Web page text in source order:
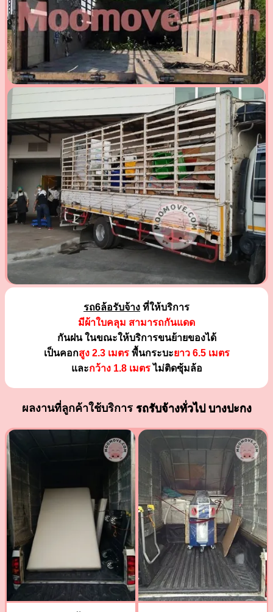
รถ6ล้อรับจ้าง ที่ให้บริการ
มีผ้าใบคลุม สามารถกันแดด
กันฝน ในขณะให้บริการขนย้ายของได้
เป็นคอกสูง 2.3 เมตรพื้นกระบะยาว 6.5 เมตร
และกว้าง 1.8 เมตรไม่ติดซุ้มล้อ
ผลงานที่ลูกค้าใช้บริการ รถรับจ้างทั่วไป บางปะกง